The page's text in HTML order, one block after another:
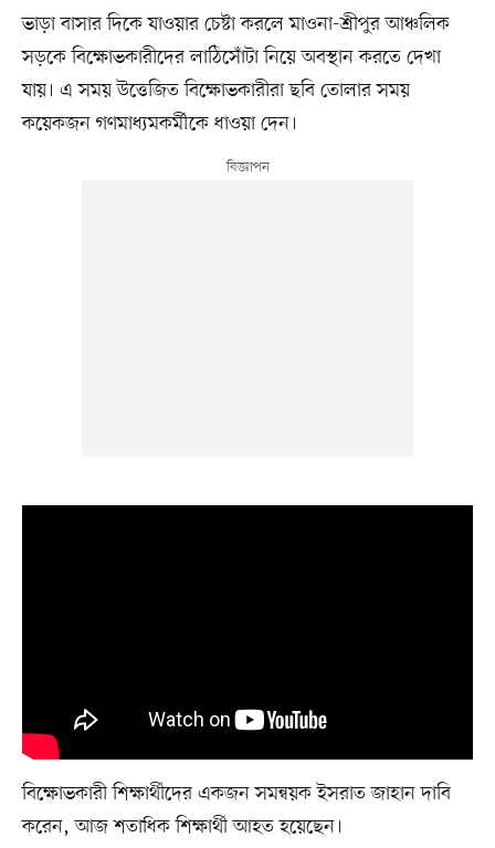
ভাড়া বাসার দিকে যাওয়ার চেষ্টা করলে মাওনা-শ্রীপুর আঞ্চলিক
সড়কে বিক্ষোভকারীদের লাঠিসোঁটা নিয়ে অবস্থান করতে দেখা
যায়। এ সময় উত্তেজিত বিক্ষোভকারীরা ছবি তোলার সময়
কয়েকজন গণমাধ্যমকর্মীকে ধাওয়া দেন।
বিক্ষোভকারী শিক্ষার্থীদের একজন সমন্বয়ক ইসরাত জাহান দাবি
করেন, আজ শতাধিক শিক্ষার্থী আহত হয়েছেন।